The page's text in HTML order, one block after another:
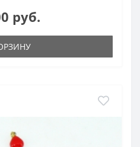
руб.